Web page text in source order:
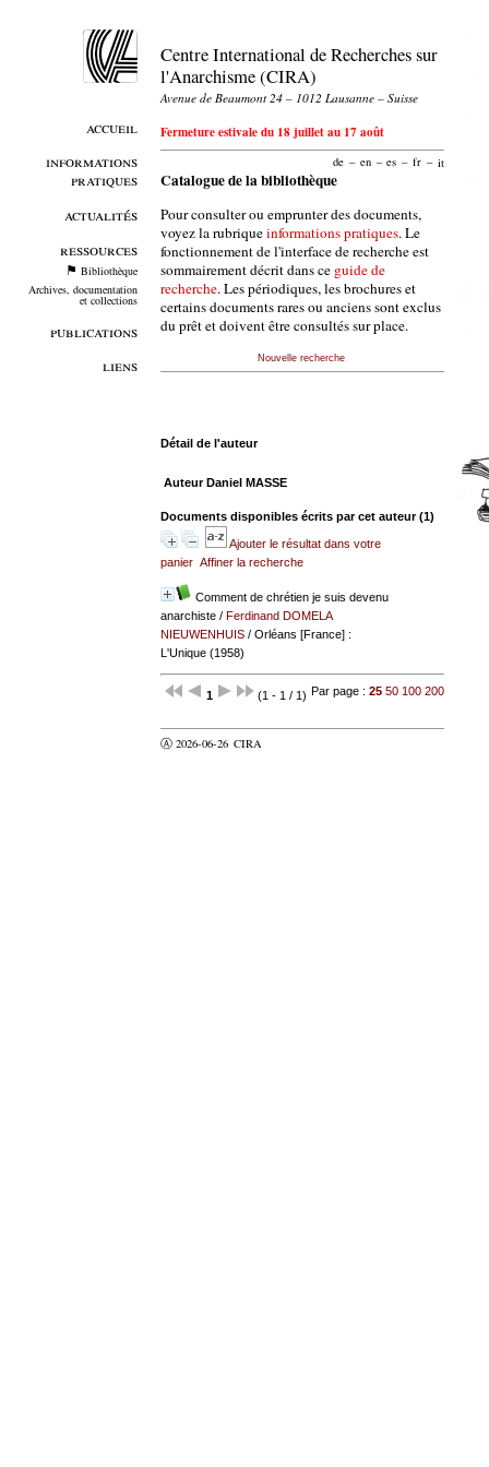
accueil
informations
pratiques
actualités
ressources
Bibliothèque
Archives, documentation
et collections
publications
liens
Centre International de Recherches sur
l'Anarchisme (CIRA)
Avenue de Beaumont 24 – 1012 Lausanne – Suisse
Fermeture estivale du 18 juillet au 17 août
de – en – es – fr – it
Catalogue de la bibliothèque
Pour consulter ou emprunter des documents,
voyez la rubriqueinformations pratiques. Le
fonctionnement de l'interface de recherche est
sommairement décrit dans ce guide de
recherche. Les périodiques, les brochures et
certains documents rares ou anciens sont exclus
du prêt et doivent être consultés sur place.
Nouvelle recherche
Détail de l'auteur
Auteur Daniel MASSE
Documents disponibles écrits par cet auteur (1)
Ajouter le résultat dans votre
panier Affiner la recherche
Comment de chrétien je suis devenu
anarchiste/ Ferdinand DOMELA
NIEUWENHUIS/ Orléans [France] :
L'Unique (1958)
1 (1 - 1 / 1) Par page : 25 50 100 200
Ⓐ 2026-06-26 CIRA